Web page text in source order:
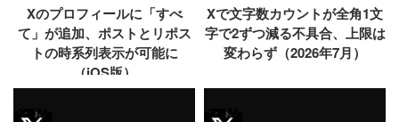
Xのプロフィールに「すべ
て」が追加、ポストとリポス
トの時系列表示が可能に
（iOS版）
Xで文字数カウントが全角1文
字で2ずつ減る不具合、上限は
変わらず（2026年7月）